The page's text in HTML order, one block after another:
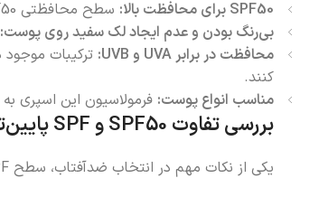
SPF50 برای محافظت بالا:
سطح محافظتی SPF50 تضمین می‌کند که پوست شما در برابر اشعه‌های مضر UVB محافظت کاملی داشته باشد و خطر آفتاب‌سوختگی به حداقل برسد.
بی‌رنگ بودن و عدم ایجاد لک سفید روی پوست:
محافظت در برابر UVA و UVB:
کنند.
مناسب انواع پوست: فرمولاسیون این اسپری
بررسی تفاوت SPF50 و SPF پایین‌تر در محصولات ضدآفتاب
یکی از نکات مهم در انتخاب ضدآفتاب، سطح SPF آن است. SPF یا فاکتور محافظت در برابر آفتاب، میزان محافظت محصول در برابر اشعه UVB را نشان می‌دهد.